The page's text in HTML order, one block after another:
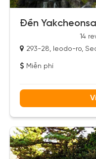
Đền
14
293-28, Ieodo-ro,
Miễn phí